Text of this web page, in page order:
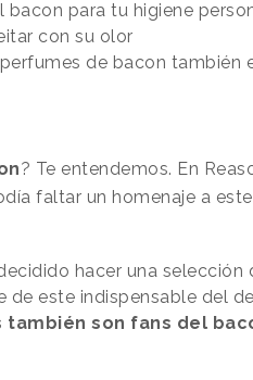
bacon para tu higiene
con su olor
de bacon también
? Te entendemos. En
faltar un homenaje a
hacer una selección
de este indispensable del
también son fans del